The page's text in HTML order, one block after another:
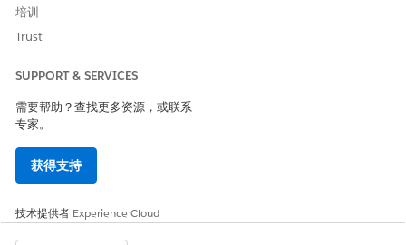
培训
Trust
SUPPORT & SERVICES
需要帮助？查找更多资源，或联系
专家。
获得支持
技术提供者 Experience Cloud